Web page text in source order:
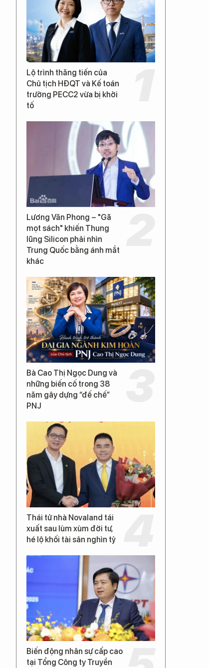
Lộ trình thăng tiến của
Chủ tịch HĐQT và Kế toán
trưởng PECC2 vừa bị khởi
tố
Lương Văn Phong – "Gã
mọt sách" khiến Thung
lũng Silicon phải nhìn
Trung Quốc bằng ánh mắt
khác
Bà Cao Thị Ngọc Dung và
những biến cố trong 38
năm gây dựng “đế chế”
PNJ
Thái tử nhà Novaland tái
xuất sau lùm xùm đời tư,
hé lộ khối tài sản nghìn tỷ
Biến động nhân sự cấp cao
tại Tổng Công ty Truyền